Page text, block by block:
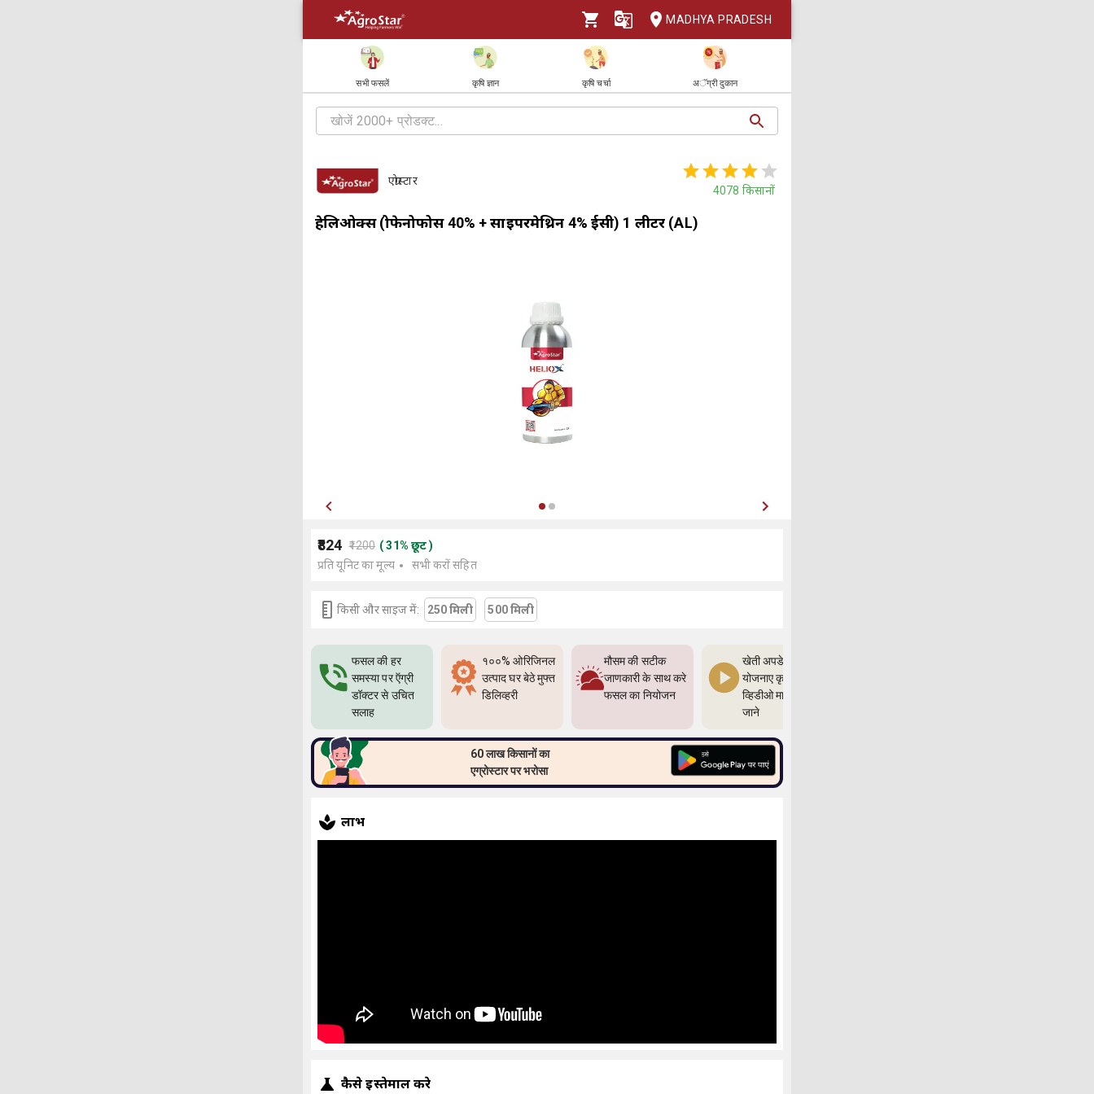
MADHYA PRADESH
सभी फसलें कृषि ज्ञान कृषि चर्चा अॅग्री दुकान
एग्रोस्टार
4078 किसानों
हेलिओक्स (प्रोफेनोफोस 40% + साइपरमेथ्रिन 4% ईसी) 1 लीटर (AL)
₹824 ₹1200 (31% छूट)
प्रति यूनिट का मूल्य
सभी करों सहित
किसी और साइज में: 250 मिली 500 मिली
फसल की हर
समस्या पर ऍग्री
डॉक्टर से उचित
सलाह
१००% ओरिजिनल
उत्पाद घर बेठे मुफ्त
डिलिव्हरी
मौसम की सटीक
जाणकारी के साथ करे
फसल का नियोजन
खेती अपडेत,और
योजनाए कृषी ज्ञान
व्हिडीओ माध्यम से
जाने
60 लाख किसानों का
एग्रोस्टार पर भरोसा
लाभ
कैसे इस्तेमाल करे